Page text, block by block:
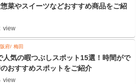
菜やスイーツなどおすすめ商品をご紹
view
府 梅田
人気の暇つぶしスポット15選！時間がで
おすすめスポットをご紹介
view